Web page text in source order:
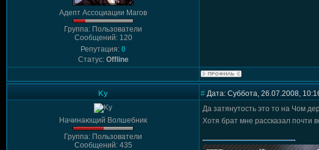
Адепт Ассоциации Магов
Группа: Пользователи
Сообщений: 120
Репутация: 0
Статус: Offline
Ky # Дата: Суббота, 26.07.2008,
Начинающий Волшебник
Группа: Пользователи
Сообщений: 435
Да затянутость это то на Чом
Хотя брат мне рассказал почти